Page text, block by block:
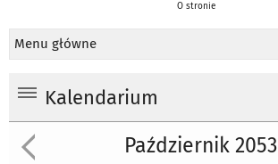
O stronie
Menu główne
Kalendarium
Październik 2053